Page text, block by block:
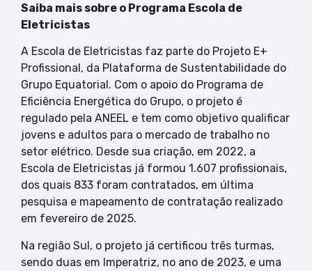
Saiba mais sobre o Programa Escola de
Eletricistas
A Escola de Eletricistas faz parte do Projeto E+
Profissional, da Plataforma de Sustentabilidade do
Grupo Equatorial. Com o apoio do Programa de
Eficiência Energética do Grupo, o projeto é
regulado pela ANEEL e tem como objetivo qualificar
jovens e adultos para o mercado de trabalho no
setor elétrico. Desde sua criação, em 2022, a
Escola de Eletricistas já formou 1.607 profissionais,
dos quais 833 foram contratados, em última
pesquisa e mapeamento de contratação realizado
em fevereiro de 2025.
Na região Sul, o projeto já certificou três turmas,
sendo duas em Imperatriz, no ano de 2023, e uma